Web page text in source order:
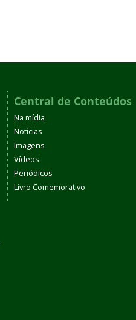
Central de Conteúdos
Na mídia
Notícias
Imagens
Vídeos
Periódicos
Livro Comemorativo